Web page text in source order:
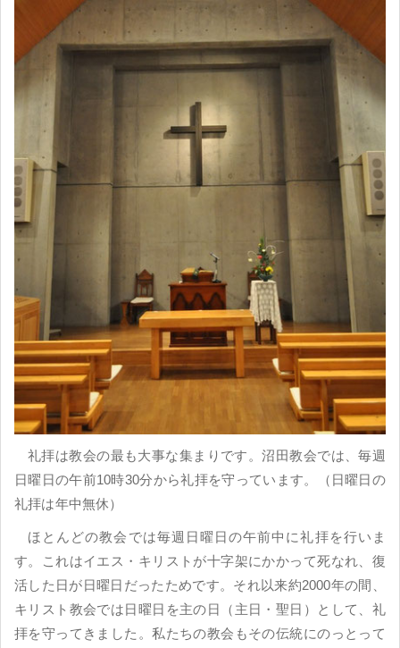
礼拝は教会の最も大事な集まりです。沼田教会では、毎週
日曜日の午前10時30分から礼拝を守っています。（日曜日の
礼拝は年中無休）
ほとんどの教会では毎週日曜日の午前中に礼拝を行いま
す。これはイエス・キリストが十字架にかかって死なれ、復
活した日が日曜日だったためです。それ以来約2000年の間、
キリスト教会では日曜日を主の日（主日・聖日）として、礼
拝を守ってきました。私たちの教会もその伝統にのっとって